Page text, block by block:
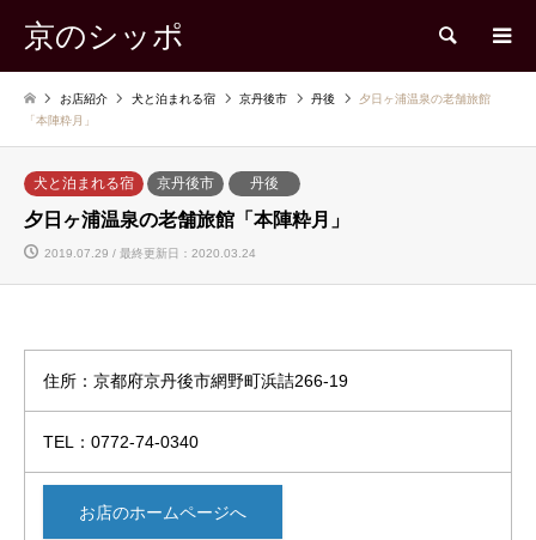
京のシッポ 検索
お店紹介 犬と泊まれる宿 京丹後市 丹後
夕日ヶ浦温泉の老舗旅館
「本陣粋月」
犬と泊まれる宿 京丹後市 丹後
夕日ヶ浦温泉の老舗旅館「本陣粋月」
2019.07.29 / 最終更新日：2020.03.24
住所：京都府京丹後市網野町浜詰266-19
TEL：0772-74-0340
お店のホームページへ